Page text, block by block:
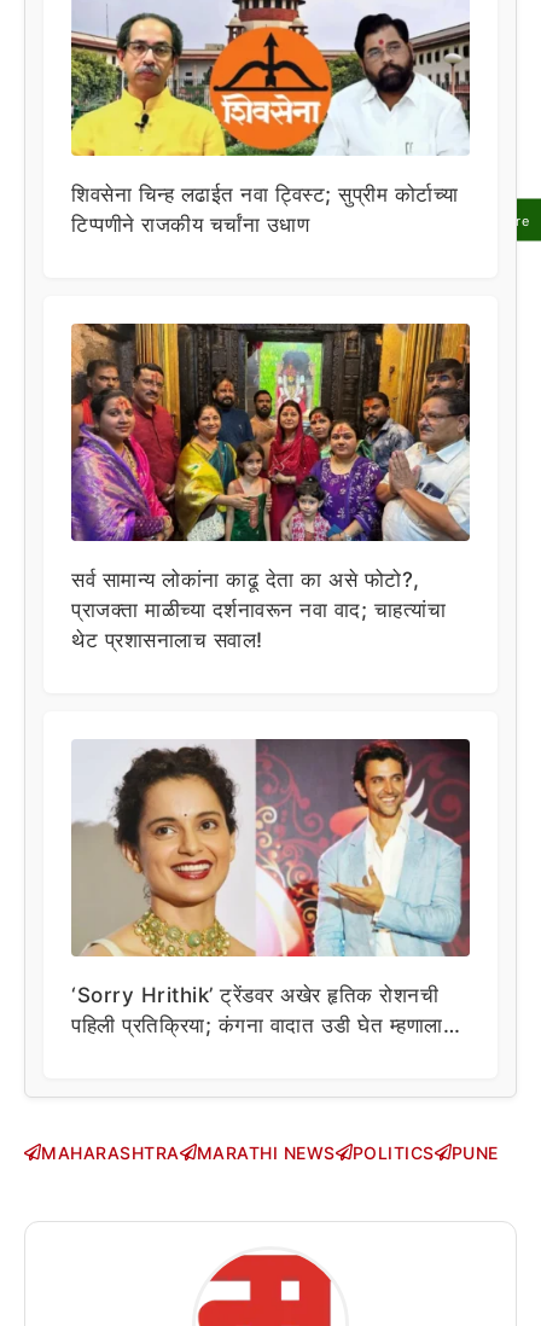
Share
शिवसेना चिन्ह लढाईत नवा ट्विस्ट; सुप्रीम कोर्टाच्या
टिप्पणीने राजकीय चर्चांना उधाण
सर्व सामान्य लोकांना काढू देता का असे फोटो?,
प्राजक्ता माळीच्या दर्शनावरून नवा वाद; चाहत्यांचा
थेट प्रशासनालाच सवाल!
‘Sorry Hrithik’ ट्रेंडवर अखेर हृतिक रोशनची
पहिली प्रतिक्रिया; कंगना वादात उडी घेत म्हणाला…
MAHARASHTRA MARATHI NEWS POLITICS PUNE